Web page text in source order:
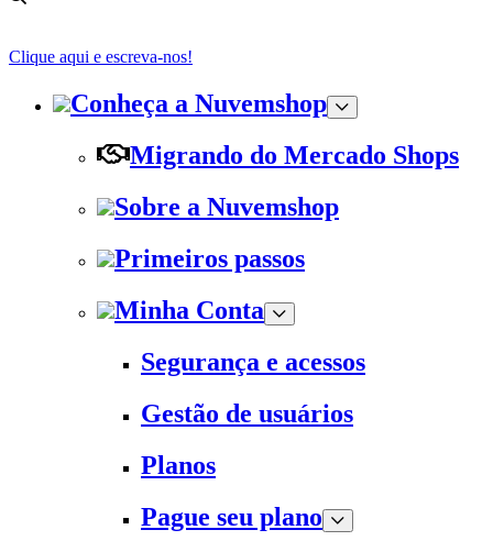
Clique aqui e escreva-nos!
Conheça a Nuvemshop
Migrando do Mercado Shops
Sobre a Nuvemshop
Primeiros passos
Minha Conta
Segurança e acessos
Gestão de usuários
Planos
Pague seu plano